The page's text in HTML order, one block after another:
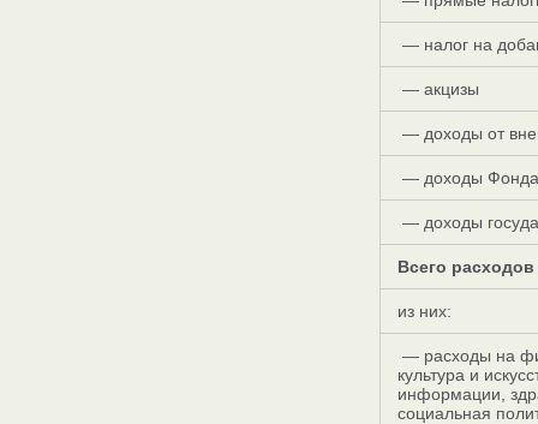
— налог на
— акцизы
— доходы от
— доходы Фонда
— доходы
Всего расходов
из них:
— расходы на
культура и
информации,
социальная